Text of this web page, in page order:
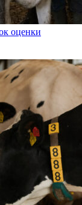
оценки